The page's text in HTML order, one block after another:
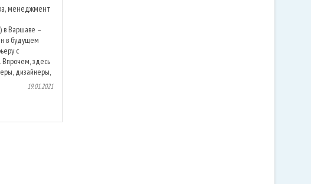
менеджмент
в Варшаве –
в будущем
с
здесь
дизайнеры,
19.01.2021